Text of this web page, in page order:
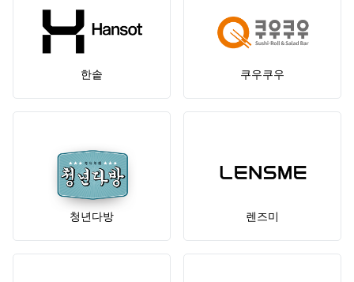
한솥 쿠우쿠우
청년다방 렌즈미